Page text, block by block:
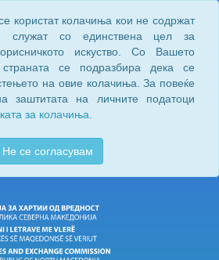
користат колачиња кои не содржат
служат со единствена цел за
искуство. Со Вашето
се подразбира дека се
на овие колачиња. За повеќе
заштитата на личните податоци
за колачиња.
Не се согласувам